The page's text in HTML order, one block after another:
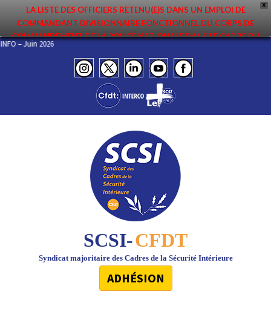
X
LA LISTE DES OFFICIERS RETENU(E)S DANS UN EMPLOI DE
COMMANDANT DIVISIONNAIRE FONCTIONNEL DU CORPS DE
COMMANDEMENT DE LA POLICE NATIONALE DANS LE CADRE DU
PREMIER MOUVEMENT 2026 A ÉTÉ DIFFUSÉE. ELLE EST DISPONIBLE EN
PAGES PROTÉGÉES DU SITE. FÉLICITATIONS AUX NOMMÉ(E)S !
L’INFO – Juin 2026
SCSI-CFDT
Syndicat majoritaire des Cadres de la Sécurité Intérieure
ADHÉSION